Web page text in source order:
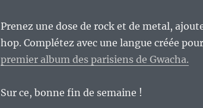
Prenez une dose de rock et de metal,
hop. Complétez avec une langue créée
premier album des parisiens de Gwacha.
Sur ce, bonne fin de semaine !